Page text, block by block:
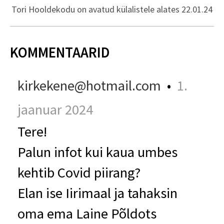
Tori Hooldekodu on avatud külalistele alates 22.01.24
KOMMENTAARID
kirkekene@hotmail.com • 1.
jaanuar 2024
Tere!
Palun infot kui kaua umbes
kehtib Covid piirang?
Elan ise Iirimaal ja tahaksin
oma ema Laine Põldots